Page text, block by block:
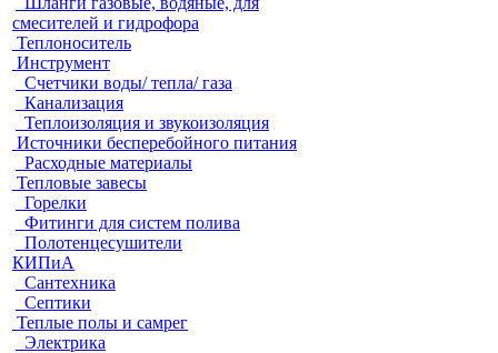
смесителей и гидрофора
Теплоноситель
Инструмент
Счетчики воды/ тепла/ газа
Канализация
Теплоизоляция и звукоизоляция
Источники бесперебойного питания
Расходные материалы
Тепловые завесы
Горелки
Фитинги для систем полива
Полотенцесушители
КИПиА
Сантехника
Септики
Теплые полы и самрег
Электрика